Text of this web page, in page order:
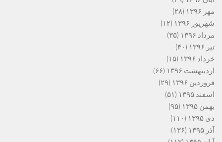
مهر ۱۳۹۶
(۲۸)
شهریور ۱۳۹۶
(۱۲)
مرداد ۱۳۹۶
(۳۵)
تیر ۱۳۹۶
(۴۰)
خرداد ۱۳۹۶
(۱۵)
اردیبهشت ۱۳۹۶
(۶۶)
فروردین ۱۳۹۶
(۲۹)
اسفند ۱۳۹۵
(۵۱)
بهمن ۱۳۹۵
(۹۵)
دی ۱۳۹۵
(۱۱۰)
آذر ۱۳۹۵
(۱۳۶)